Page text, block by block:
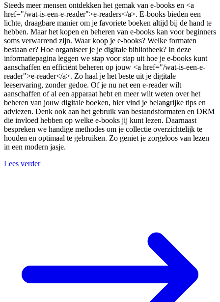
Steeds meer mensen ontdekken het gemak van e-books en <a
href="/wat-is-een-e-reader">e-readers</a>. E-books bieden een
lichte, draagbare manier om je favoriete boeken altijd bij de hand te
hebben. Maar het kopen en beheren van e-books kan voor beginners
soms verwarrend zijn. Waar koop je e-books? Welke formaten
bestaan er? Hoe organiseer je je digitale bibliotheek? In deze
informatiepagina leggen we stap voor stap uit hoe je e-books kunt
aanschaffen en efficiënt beheren op jouw <a href="/wat-is-een-e-
reader">e-reader</a>. Zo haal je het beste uit je digitale
leeservaring, zonder gedoe. Of je nu net een e-reader wilt
aanschaffen of al een apparaat hebt en meer wilt weten over het
beheren van jouw digitale boeken, hier vind je belangrijke tips en
adviezen. Denk ook aan het gebruik van bestandsformaten en DRM
die invloed hebben op welke e-books jij kunt lezen. Daarnaast
bespreken we handige methodes om je collectie overzichtelijk te
houden en optimaal te gebruiken. Zo geniet je zorgeloos van lezen
in een modern jasje.
Lees verder